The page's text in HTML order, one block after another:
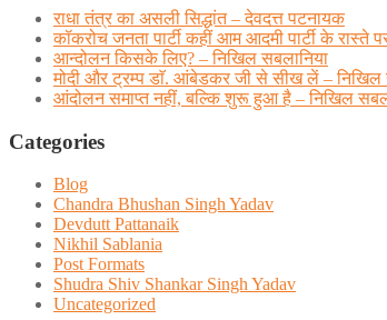
राधा तंत्र का असली सिद्धांत – देवदत्त पटनायक
कॉकरोच जनता पार्टी कहीं आम आदमी पार्टी के
आन्दोलन किसके लिए? – निखिल सबलानिया
मोदी और ट्रम्प डाॅ. आंबेडकर जी से सीख लें – निखिल
आंदोलन समाप्त नहीं, बल्कि शुरू हुआ है – निखिल
Categories
Blog
Chandra Bhushan Singh Yadav
Devdutt Pattanaik
Nikhil Sablania
Post Formats
Shudra Shiv Shankar Singh Yadav
Uncategorized